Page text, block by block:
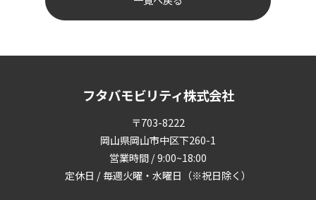
フタバモビリティ株式会社
〒703-8222
岡山県岡山市中区下260-1
営業時間 / 9:00~18:00
定休日 / 毎週火曜・水曜日（※祝日除く）